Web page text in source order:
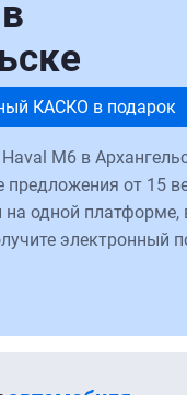
КАСКО в подарок
M6 в
предложения от 15
одной платформе,
электронный